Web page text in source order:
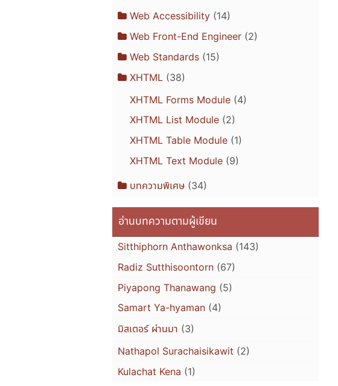
Web Accessibility (14)
Web Front-End Engineer (2)
Web Standards (15)
XHTML (38)
XHTML Forms Module(4)
XHTML List Module(2)
XHTML Table Module(1)
XHTML Text Module(9)
บทความพิเศษ (34)
อ่านบทความตามผู้เขียน
Sitthiphorn Anthawonksa (143)
Radiz Sutthisoontorn (67)
Piyapong Thanawang (5)
Samart Ya-hyaman (4)
มิสเตอร์ ผ่านมา (3)
Nathapol Surachaisikawit (2)
Kulachat Kena (1)